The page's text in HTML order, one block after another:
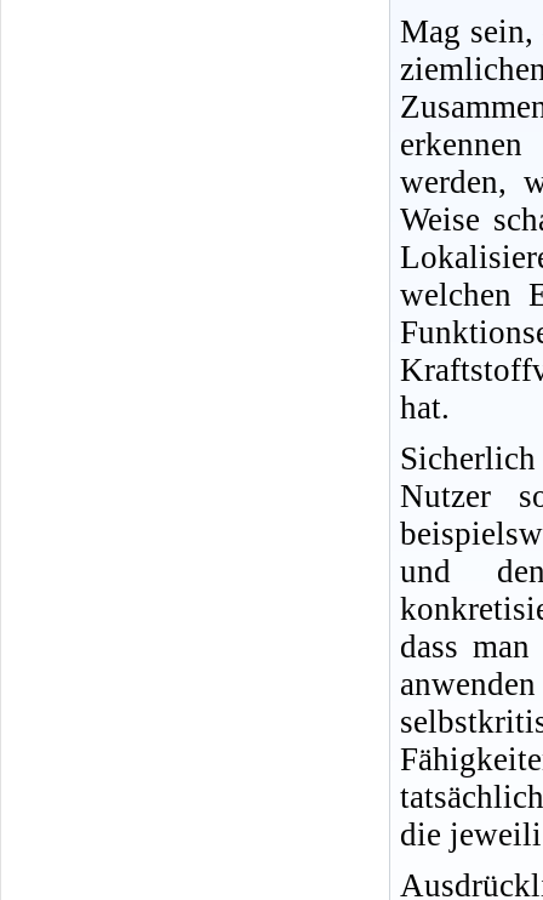
Mag sein,
werden,
Weise
welchen
hat.
Nutzer
und
dass
die